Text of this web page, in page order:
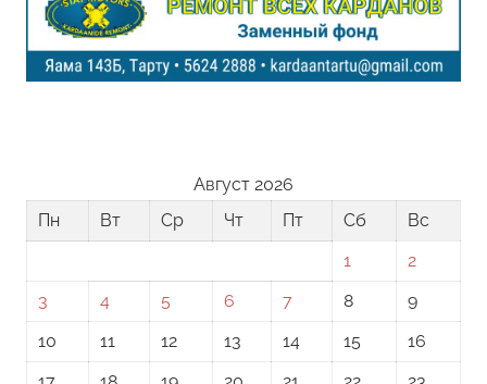
Август 2026
Пн
Вт Ср Чт Пт Сб
Вс
1
2
3
4 5 6 7 8
9
10
11 12 13 14 15
16